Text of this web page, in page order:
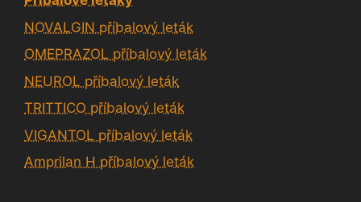
NOVALGIN příbalový leták
OMEPRAZOL příbalový leták
NEUROL příbalový leták
TRITTICO příbalový leták
VIGANTOL příbalový leták
Amprilan H příbalový leták